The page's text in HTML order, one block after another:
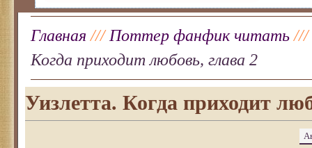
Главная /// Поттер фанфик читать///
Когда приходит любовь, глава 2
Уизлетта. Когда приходит